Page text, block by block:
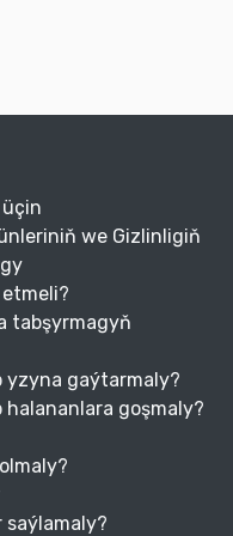
üçin
we Gizlinligiň
tabşyrmagyň
yzyna gaýtarmaly?
halananlara goşmaly?
saýlamaly?